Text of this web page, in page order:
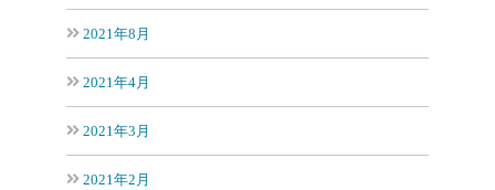
2021年8月
2021年4月
2021年3月
2021年2月